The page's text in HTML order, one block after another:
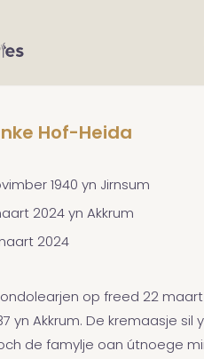
Hof-Heida
1940 yn Jirnsum
2024 yn Akkrum
2024
op freed 22 maart
yn Akkrum. De kremaasje
de famylje oan útnoege